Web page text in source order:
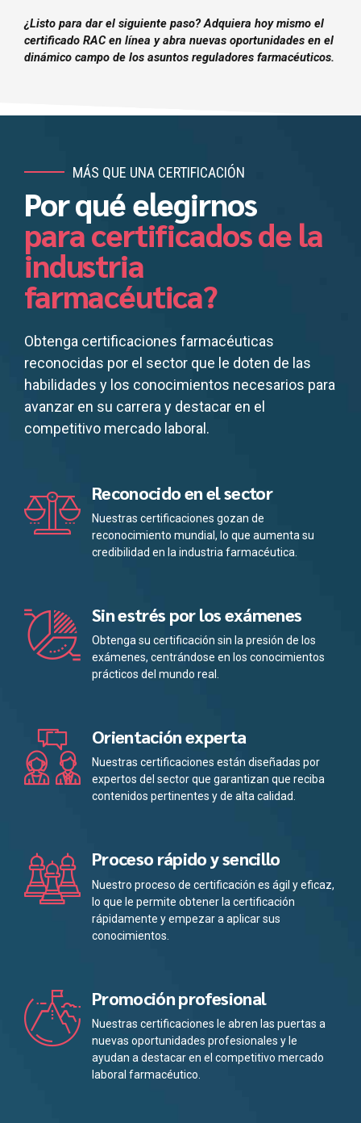
¿Listo para dar el siguiente paso? Adquiera hoy mismo el
certificado RAC en línea y abra nuevas oportunidades en el
dinámico campo de los asuntos reguladores farmacéuticos.
MÁS QUE UNA CERTIFICACIÓN
Por qué elegirnos
para certificados de la
industria
farmacéutica?
Obtenga certificaciones farmacéuticas
reconocidas por el sector que le doten de las
habilidades y los conocimientos necesarios para
avanzar en su carrera y destacar en el
competitivo mercado laboral.
Reconocido en el sector
Nuestras certificaciones gozan de
reconocimiento mundial, lo que aumenta su
credibilidad en la industria farmacéutica.
Sin estrés por los exámenes
Obtenga su certificación sin la presión de los
exámenes, centrándose en los conocimientos
prácticos del mundo real.
Orientación experta
Nuestras certificaciones están diseñadas por
expertos del sector que garantizan que reciba
contenidos pertinentes y de alta calidad.
Proceso rápido y sencillo
Nuestro proceso de certificación es ágil y eficaz,
lo que le permite obtener la certificación
rápidamente y empezar a aplicar sus
conocimientos.
Promoción profesional
Nuestras certificaciones le abren las puertas a
nuevas oportunidades profesionales y le
ayudan a destacar en el competitivo mercado
laboral farmacéutico.